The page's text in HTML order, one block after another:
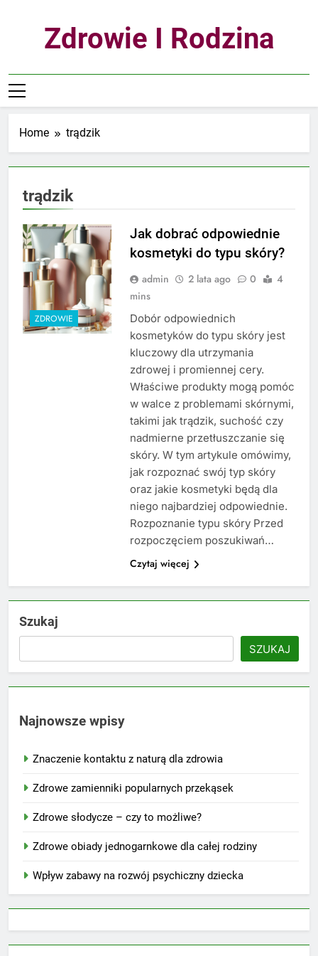
Zdrowie I Rodzina
Home trądzik
trądzik
ZDROWIE
Jak dobrać odpowiednie
kosmetyki do typu skóry?
admin 2 lata ago 0
4
mins
Dobór odpowiednich
kosmetyków do typu skóry jest
kluczowy dla utrzymania
zdrowej i promiennej cery.
Właściwe produkty mogą pomóc
w walce z problemami skórnymi,
takimi jak trądzik, suchość czy
nadmierne przetłuszczanie się
skóry. W tym artykule omówimy,
jak rozpoznać swój typ skóry
oraz jakie kosmetyki będą dla
niego najbardziej odpowiednie.
Rozpoznanie typu skóry Przed
rozpoczęciem poszukiwań…
Czytaj więcej
Szukaj
SZUKAJ
Najnowsze wpisy
Znaczenie kontaktu z naturą dla zdrowia
Zdrowe zamienniki popularnych przekąsek
Zdrowe słodycze – czy to możliwe?
Zdrowe obiady jednogarnkowe dla całej rodziny
Wpływ zabawy na rozwój psychiczny dziecka